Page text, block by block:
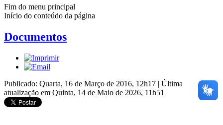
Fim do menu principal
Início do conteúdo da página
Documentos
Publicado: Quarta, 16 de Março de 2016, 12h17 | Última
atualização em Quinta, 14 de Maio de 2026, 11h51